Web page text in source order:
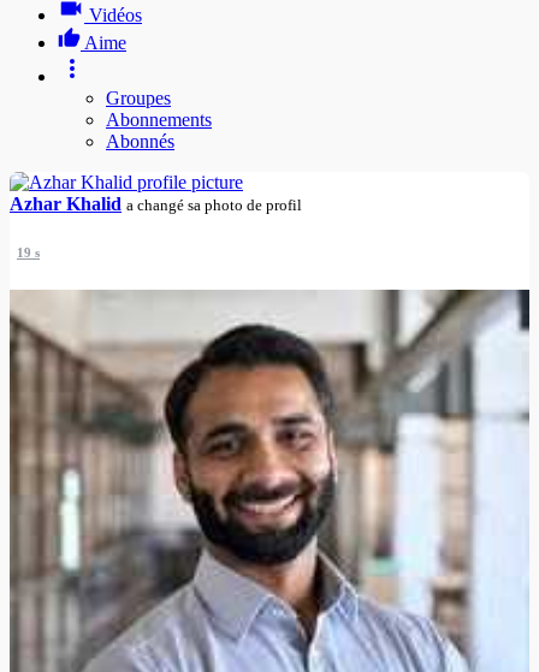
Vidéos
Aime
Groupes
Abonnements
Abonnés
Azhar Khalid a changé sa photo de profil
19 s